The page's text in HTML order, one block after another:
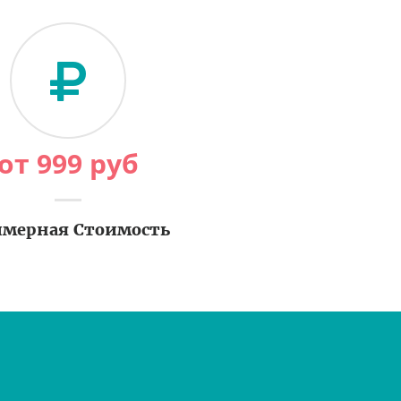
999 руб
Стоимость